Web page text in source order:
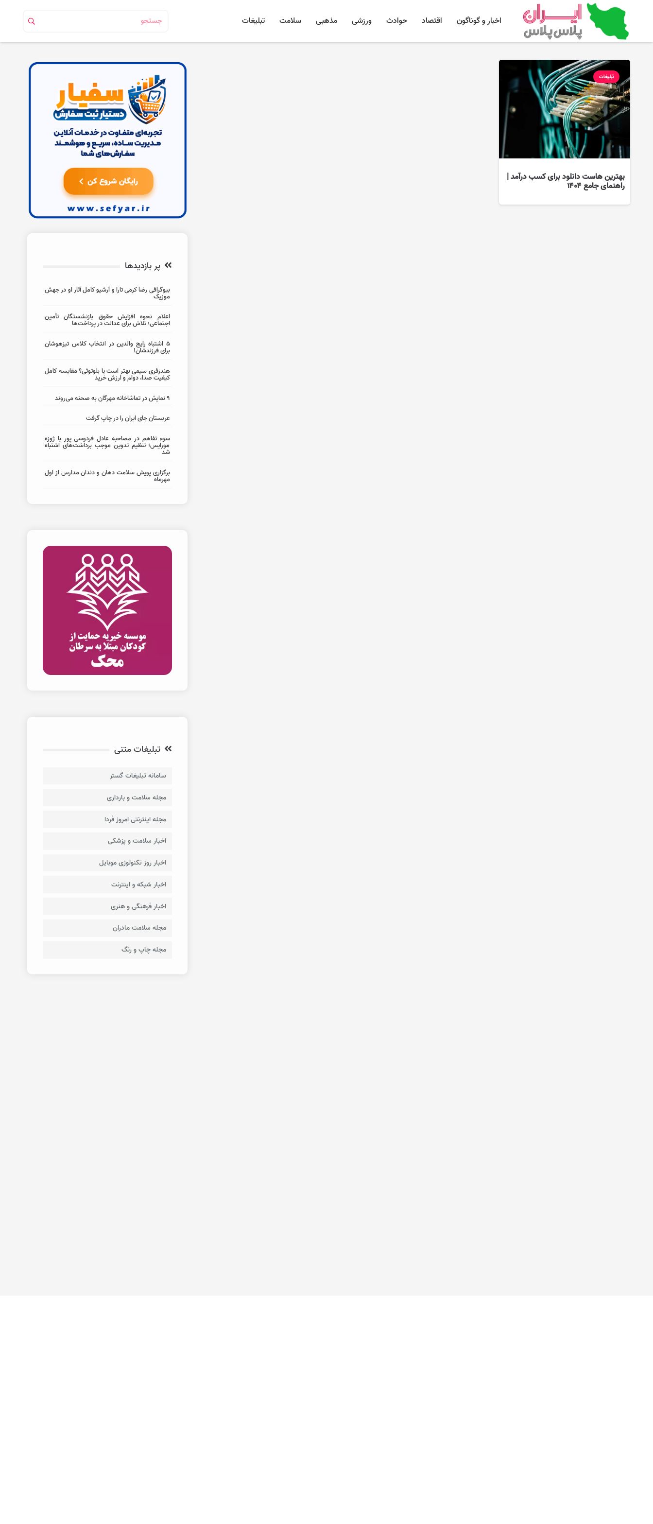
اخبار و گوناگون اقتصاد حوادث ورزشی مذهبی سلامت تبلیغات
تبلیغات
بهترین هاست دانلود برای کسب درآمد |
راهنمای جامع ۱۴۰۴
پر بازدیدها
بیوگرافی رضا کرمی تارا و آرشیو کامل آثار او در جهش
موزیک
اعلام نحوه افزایش حقوق بازنشستگان تأمین
اجتماعی؛ تلاش برای عدالت در پرداخت‌ها
5 اشتباه رایج والدین در انتخاب کلاس تیزهوشان
برای فرزندشان!
هندزفری سیمی بهتر است یا بلوتوثی؟ مقایسه کامل
کیفیت صدا، دوام و ارزش خرید
۹ نمایش در تماشاخانه مهرگان به صحنه می‌روند
عربستان جای ایران را در چاپ گرفت
سوء تفاهم در مصاحبه عادل فردوسی پور با ژوزه
مورایس؛ تنظیم تدوین موجب برداشت‌های اشتباه
شد
برگزاری پویش سلامت دهان و دندان مدارس از اول
مهرماه
تبلیغات متنی
سامانه تبلیغات گستر
مجله سلامت و بارداری
مجله اینترنتی امروز فردا
اخبار سلامت و پزشکی
اخبار روز تکنولوژی موبایل
اخبار شبکه و اینترنت
اخبار فرهنگی و هنری
مجله سلامت مادران
مجله چاپ و رنگ